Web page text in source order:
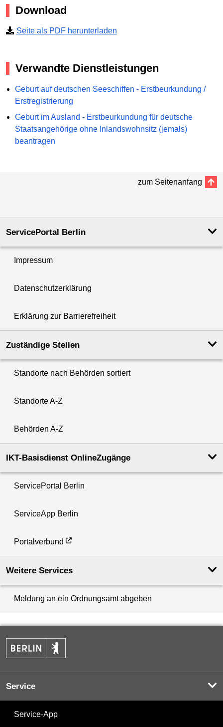
Download
Seite als PDF herunterladen
Verwandte Dienstleistungen
Geburt auf deutschen Seeschiffen - Erstbeurkundung /
Erstregistrierung
Geburt im Ausland - Erstbeurkundung für deutsche
Staatsangehörige ohne Inlandswohnsitz (jemals)
beantragen
zum Seitenanfang
ServicePortal Berlin
Impressum
Datenschutzerklärung
Erklärung zur Barrierefreiheit
Zuständige Stellen
Standorte nach Behörden sortiert
Standorte A-Z
Behörden A-Z
IKT-Basisdienst OnlineZugänge
ServicePortal Berlin
ServiceApp Berlin
Portalverbund
Weitere Services
Meldung an ein Ordnungsamt abgeben
Service
Service-App